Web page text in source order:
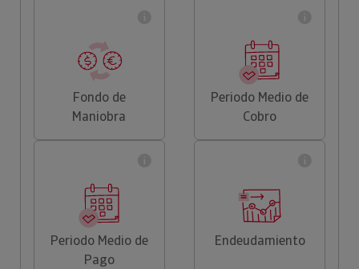
Fondo de
Maniobra
Periodo Medio de
Cobro
Periodo Medio de
Pago
Endeudamiento